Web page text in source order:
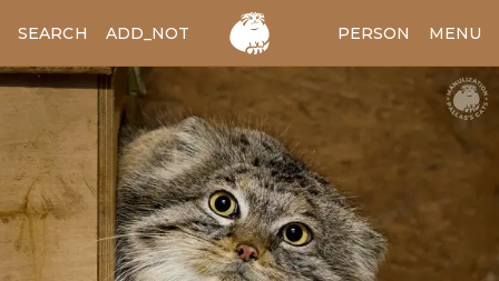
SEARCH ADD_NOTES ADD_IMAGE PERSON MENU